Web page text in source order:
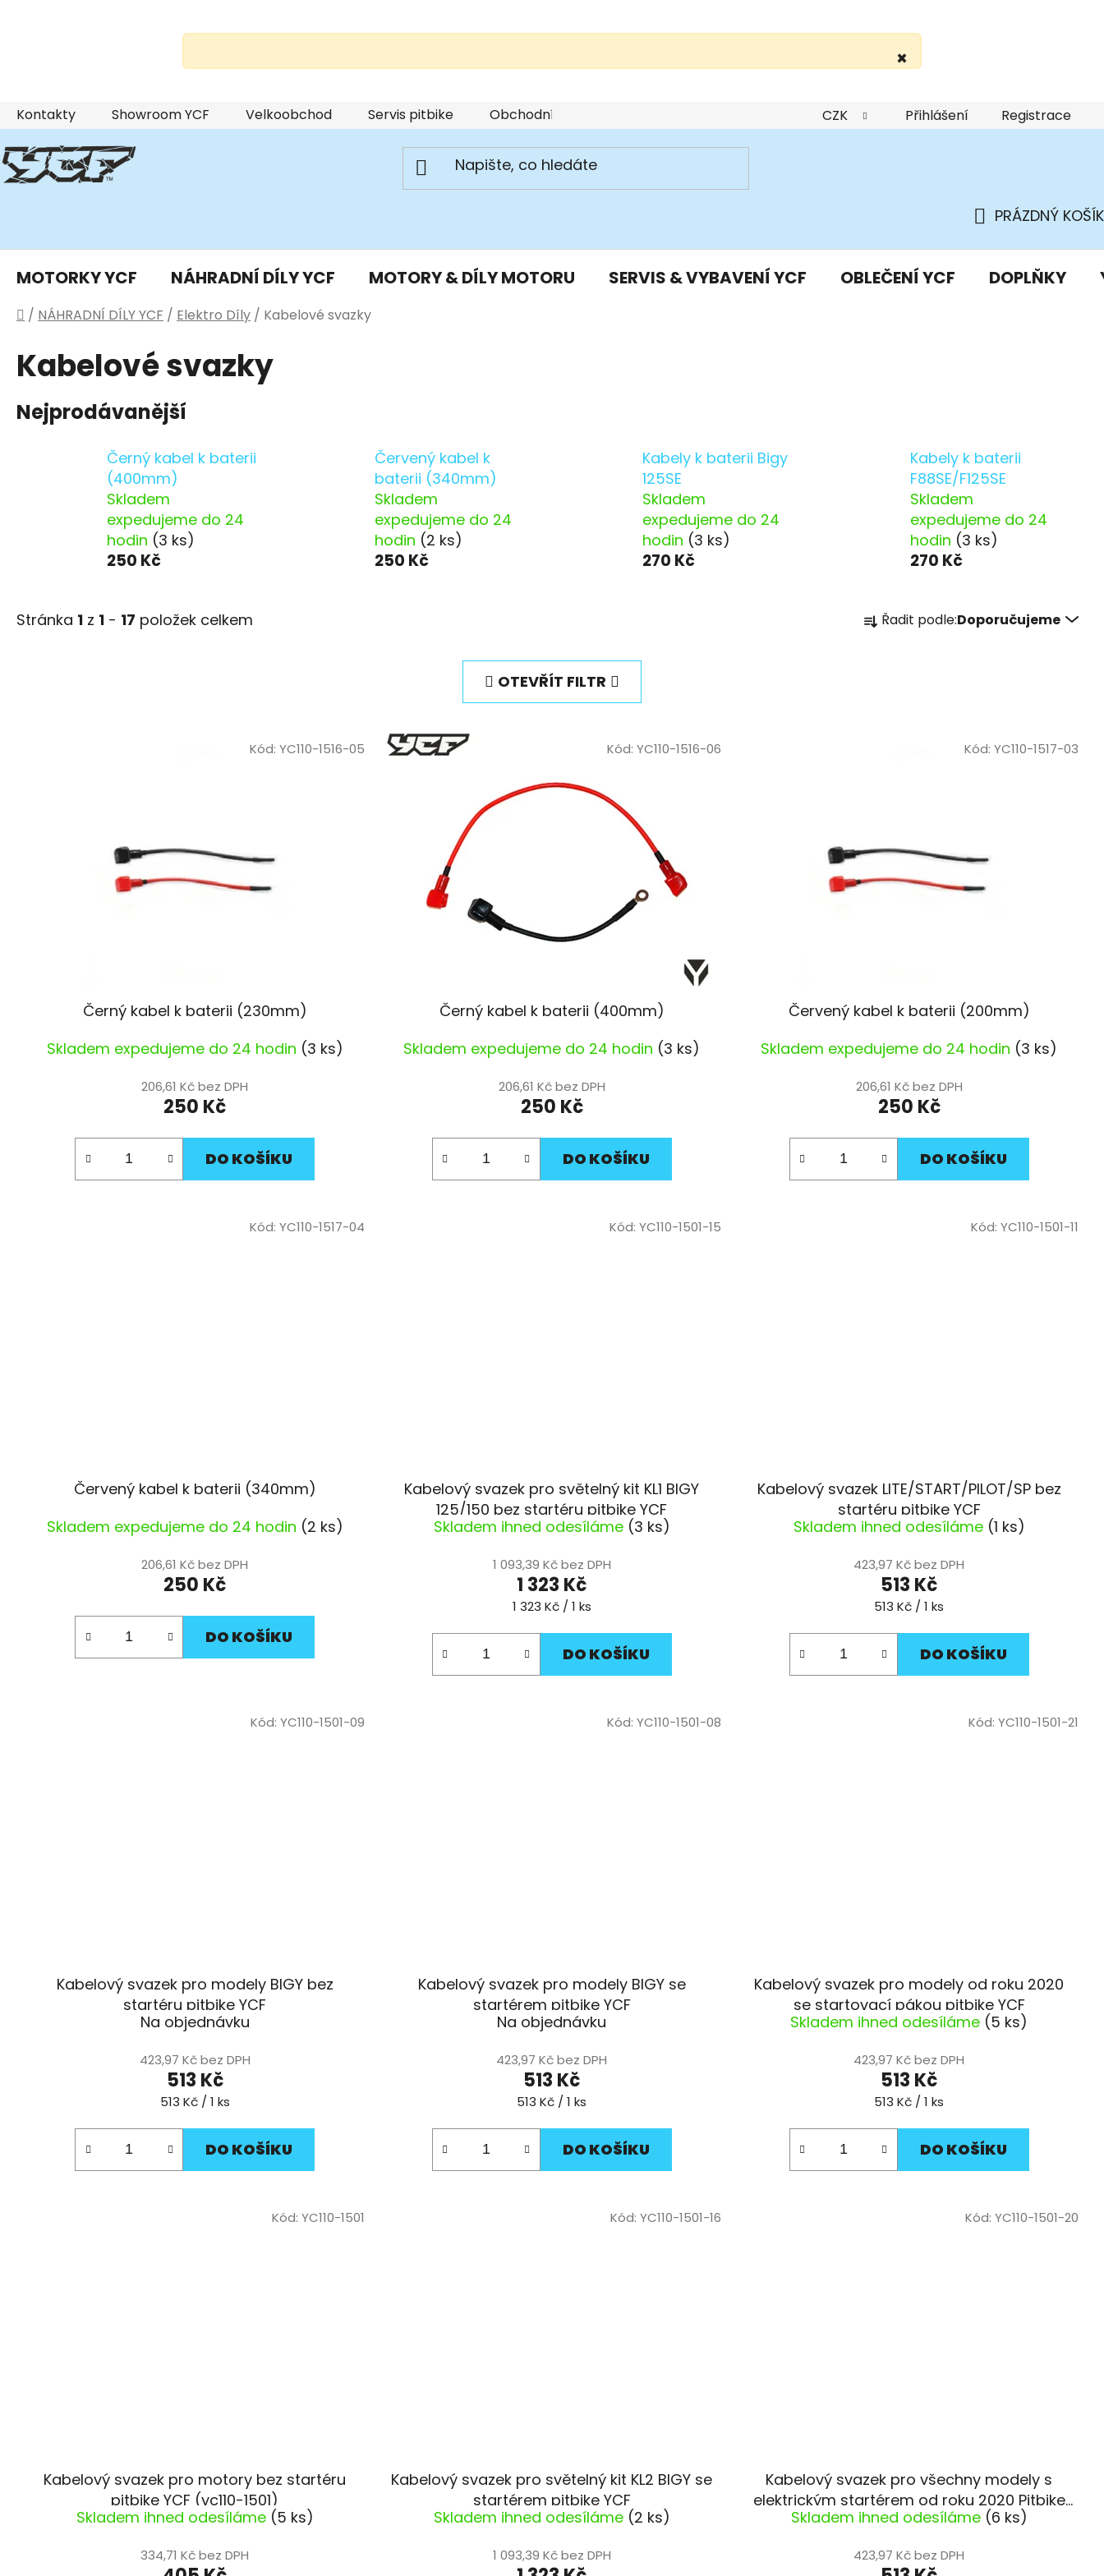
×
Přejít
na
obsah
Kontakty Showroom YCF Velkoobchod Servis pitbike Obchodní podmínky Podmínky ochrany osobních údajů
CZK Přihlášení Registrace
KOŠÍK
PRÁZDNÝ KOŠÍK
MOTORKY YCF NÁHRADNÍ DÍLY YCF MOTORY & DÍLY MOTORU SERVIS & VYBAVENÍ YCF OBLEČENÍ YCF DOPLŇKY
Domů
/ NÁHRADNÍ DÍLY YCF / Elektro Díly / Kabelové svazky
Kabelové svazky
Nejprodávanější
Černý kabel k baterii
(400mm)
Skladem
expedujeme do 24
hodin (3 ks)
250 Kč
Červený kabel k
baterii (340mm)
Skladem
expedujeme do 24
hodin (2 ks)
250 Kč
Kabely k baterii Bigy
125SE
Skladem
expedujeme do 24
hodin (3 ks)
270 Kč
Kabely k baterii
F88SE/F125SE
Skladem
expedujeme do 24
hodin (3 ks)
270 Kč
Stránka 1 z 1 - 17 položek celkem a
k
t
ů
Řadit podle:Doporučujeme
OTEVŘÍT FILTR
Černý kabel k baterii (230mm)
Skladem expedujeme do 24 hodin (3 ks)
206,61 Kč bez DPH
250 Kč
DO KOŠÍKU
Kód: YC110-1516-05
Černý kabel k baterii (400mm)
Skladem expedujeme do 24 hodin (3 ks)
206,61 Kč bez DPH
250 Kč
DO KOŠÍKU
Kód:YC110-1516-06
Červený kabel k baterii (200mm)
Skladem expedujeme do 24 hodin (3 ks)
206,61 Kč bez DPH
250 Kč
DO KOŠÍKU
Kód: YC110-1517-03
Červený kabel k baterii (340mm)
Skladem expedujeme do 24 hodin (2 ks)
206,61 Kč bez DPH
250 Kč
DO KOŠÍKU
Kód: YC110-1517-04
Kabelový svazek pro světelný kit KL1 BIGY
125/150 bez startéru pitbike YCF
Skladem ihned odesíláme (3 ks)
1 093,39 Kč bez DPH
1 323 Kč
Měrná
1 323 Kč / 1 ks
DO KOŠÍKU
Kód:YC110-1501-15
Kabelový svazek LITE/START/PILOT/SP bez
startéru pitbike YCF
Skladem ihned odesíláme (1 ks)
423,97 Kč bez DPH
513 Kč
Měrná
513 Kč / 1 ks
DO KOŠÍKU
Kód: YC110-1501-11
Kabelový svazek pro modely BIGY bez
startéru pitbike YCF
Na objednávku
423,97 Kč bez DPH
513 Kč
Měrná
513 Kč / 1 ks
DO KOŠÍKU
Kód: YC110-1501-09
Kabelový svazek pro modely BIGY se
startérem pitbike YCF
Na objednávku
423,97 Kč bez DPH
513 Kč
Měrná
513 Kč / 1 ks
DO KOŠÍKU
Kód:YC110-1501-08
Kabelový svazek pro modely od roku 2020
se startovací pákou pitbike YCF
Skladem ihned odesíláme (5 ks)
423,97 Kč bez DPH
513 Kč
Měrná
513 Kč / 1 ks
DO KOŠÍKU
Kód: YC110-1501-21
Kabelový svazek pro motory bez startéru
pitbike YCF (yc110-1501)
Skladem ihned odesíláme (5 ks)
334,71 Kč bez DPH
Kód: YC110-1501
Kabelový svazek pro světelný kit KL2 BIGY se
startérem pitbike YCF
Skladem ihned odesíláme (2 ks)
1 093,39 Kč bez DPH
Kód:YC110-1501-16
Kabelový svazek pro všechny modely s
elektrickým startérem od roku 2020 Pitbike
YCF
Skladem ihned odesíláme (6 ks)
423,97 Kč bez DPH
Kód: YC110-1501-20